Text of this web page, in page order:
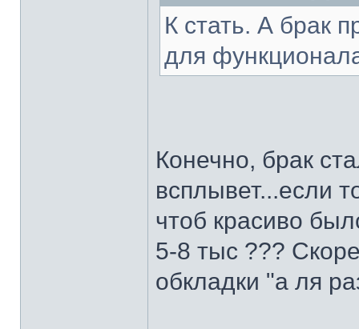
К стать. А брак
для
Конечно, брак
всплывет...если
чтоб красиво
5-8 тыс ???
обкладки "а ля